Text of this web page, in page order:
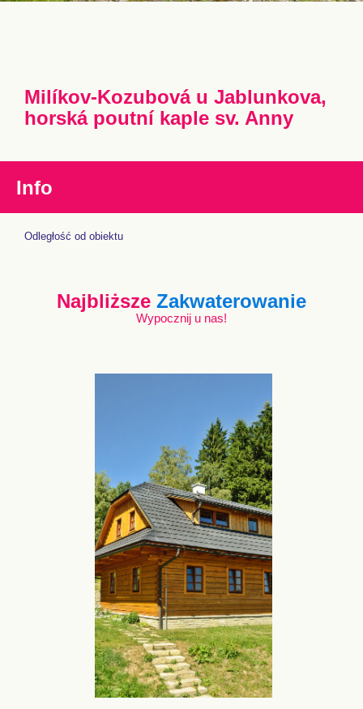
Milíkov-Kozubová u Jablunkova,
horská poutní kaple sv. Anny
Info
Odległość od obiektu
Najbliższe Zakwaterowanie
Wypocznij u nas!